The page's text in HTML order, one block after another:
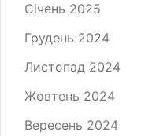
Січень 2025
Грудень 2024
Листопад 2024
Жовтень 2024
Вересень 2024